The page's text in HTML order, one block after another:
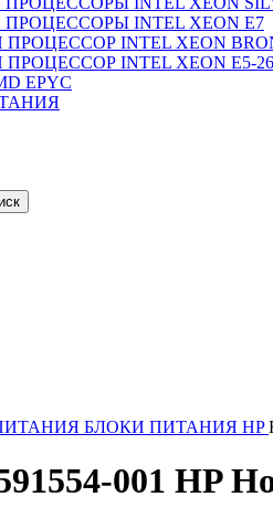
INTEL XEON Е7
INTEL XEON
INTEL XEON Е5-26
EPYC
БЛОКИ ПИТАНИЯ HP
001 HP